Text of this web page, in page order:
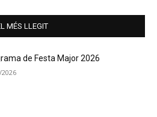
MÉS LLEGIT
de Festa Major 2026